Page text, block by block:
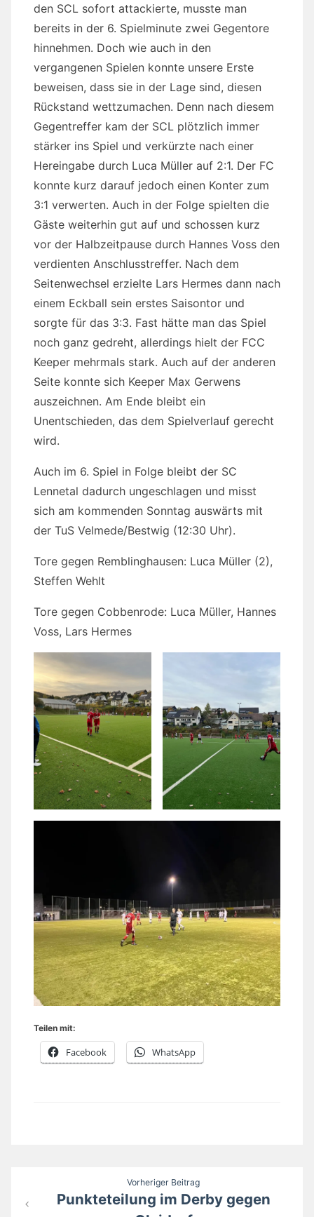
den SCL sofort attackierte, musste man
bereits in der 6. Spielminute zwei Gegentore
hinnehmen. Doch wie auch in den
vergangenen Spielen konnte unsere Erste
beweisen, dass sie in der Lage sind, diesen
Rückstand wettzumachen. Denn nach diesem
Gegentreffer kam der SCL plötzlich immer
stärker ins Spiel und verkürzte nach einer
Hereingabe durch Luca Müller auf 2:1. Der FC
konnte kurz darauf jedoch einen Konter zum
3:1 verwerten. Auch in der Folge spielten die
Gäste weiterhin gut auf und schossen kurz
vor der Halbzeitpause durch Hannes Voss den
verdienten Anschlusstreffer. Nach dem
Seitenwechsel erzielte Lars Hermes dann nach
einem Eckball sein erstes Saisontor und
sorgte für das 3:3. Fast hätte man das Spiel
noch ganz gedreht, allerdings hielt der FCC
Keeper mehrmals stark. Auch auf der anderen
Seite konnte sich Keeper Max Gerwens
auszeichnen. Am Ende bleibt ein
Unentschieden, das dem Spielverlauf gerecht
wird.
Auch im 6. Spiel in Folge bleibt der SC
Lennetal dadurch ungeschlagen und misst
sich am kommenden Sonntag auswärts mit
der TuS Velmede/Bestwig (12:30 Uhr).
Tore gegen Remblinghausen: Luca Müller (2),
Steffen Wehlt
Tore gegen Cobbenrode: Luca Müller, Hannes
Voss, Lars Hermes
Teilen mit:
Facebook WhatsApp
Beitragsnavigation
Vorheriger Beitrag
Punkteteilung im Derby gegen